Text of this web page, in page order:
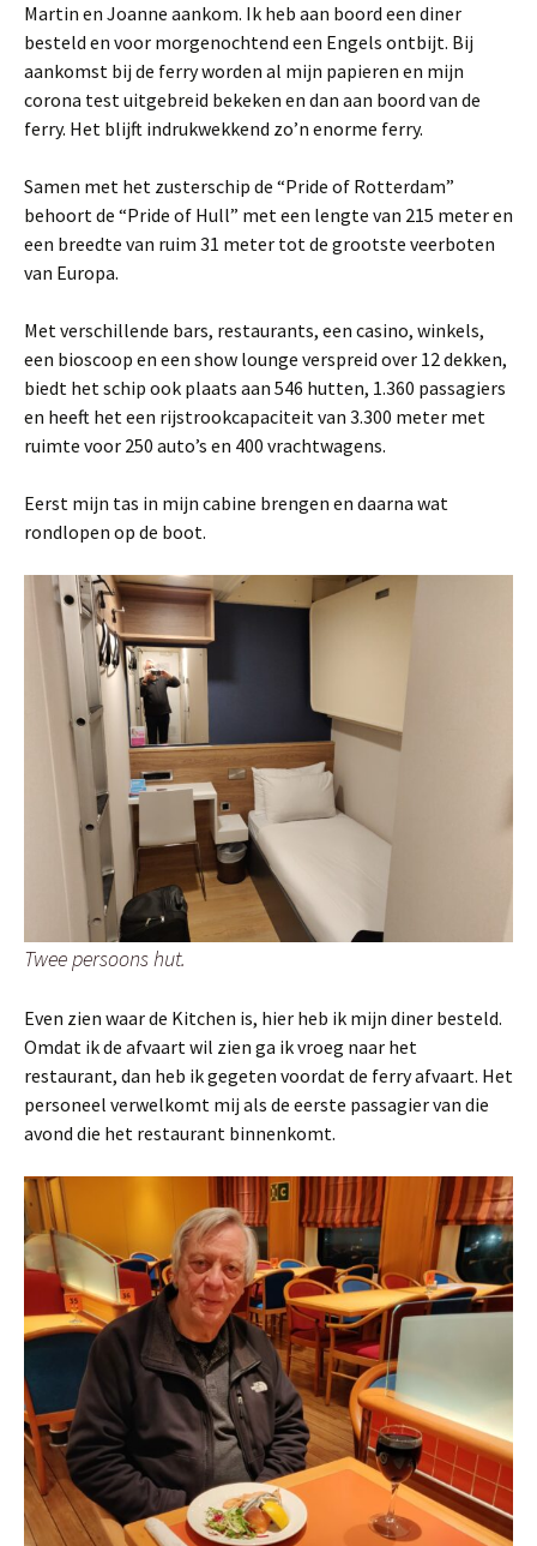
Martin en Joanne aankom. Ik heb aan boord een diner
besteld en voor morgenochtend een Engels ontbijt. Bij
aankomst bij de ferry worden al mijn papieren en mijn
corona test uitgebreid bekeken en dan aan boord van de
ferry. Het blijft indrukwekkend zo’n enorme ferry.
Samen met het zusterschip de “Pride of Rotterdam”
behoort de “Pride of Hull” met een lengte van 215 meter en
een breedte van ruim 31 meter tot de grootste veerboten
van Europa.
Met verschillende bars, restaurants, een casino, winkels,
een bioscoop en een show lounge verspreid over 12 dekken,
biedt het schip ook plaats aan 546 hutten, 1.360 passagiers
en heeft het een rijstrookcapaciteit van 3.300 meter met
ruimte voor 250 auto’s en 400 vrachtwagens.
Eerst mijn tas in mijn cabine brengen en daarna wat
rondlopen op de boot.
Twee persoons hut.
Even zien waar de Kitchen is, hier heb ik mijn diner besteld.
Omdat ik de afvaart wil zien ga ik vroeg naar het
restaurant, dan heb ik gegeten voordat de ferry afvaart. Het
personeel verwelkomt mij als de eerste passagier van die
avond die het restaurant binnenkomt.